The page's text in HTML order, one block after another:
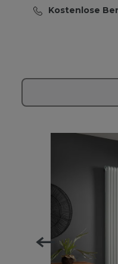
Kostenlose